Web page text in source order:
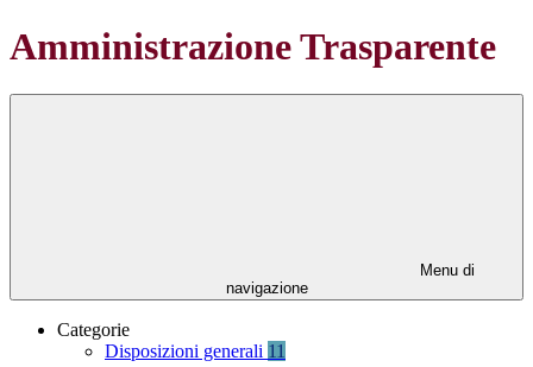
Amministrazione Trasparente
Menu di
navigazione
Categorie
Disposizioni generali 11